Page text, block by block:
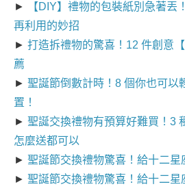
►
【DIY】禮物的包裝紙別急著丟
再利用的妙招
► 打造拆禮物的驚喜！12 件創意
薦
► 聖誕節倒數計時！8 個你也可以
置！
► 聖誕交換禮物有預算好難買！3
怎麼送都可以
► 聖誕節交換禮物驚喜！給十二星
► 聖誕節交換禮物驚喜！給十二星